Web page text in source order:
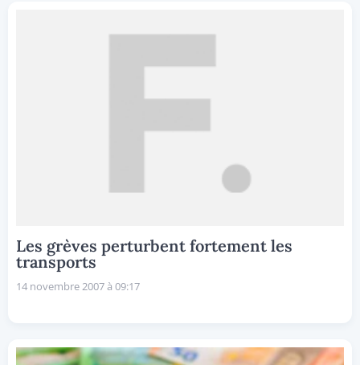
Les grèves perturbent fortement les
transports
14 novembre 2007 à 09:17